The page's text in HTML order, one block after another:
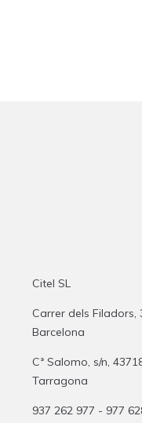
Citel SL
Carrer dels Filadors,
Barcelona
Cª Salomo, s/n,
Tarragona
937 262 977 - 977